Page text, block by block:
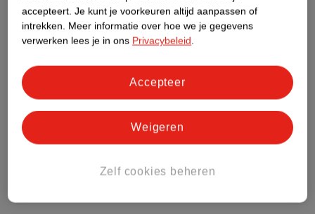
Meer informatie
Bestel & Bezorginformatie
Bekijk ook
accepteert. Je kunt je voorkeuren altijd aanpassen of
intrekken. Meer informatie over hoe we je gegevens
verwerken lees je in ons Privacybeleid.
Zelf cookies beheren
Weigeren
Accepteer